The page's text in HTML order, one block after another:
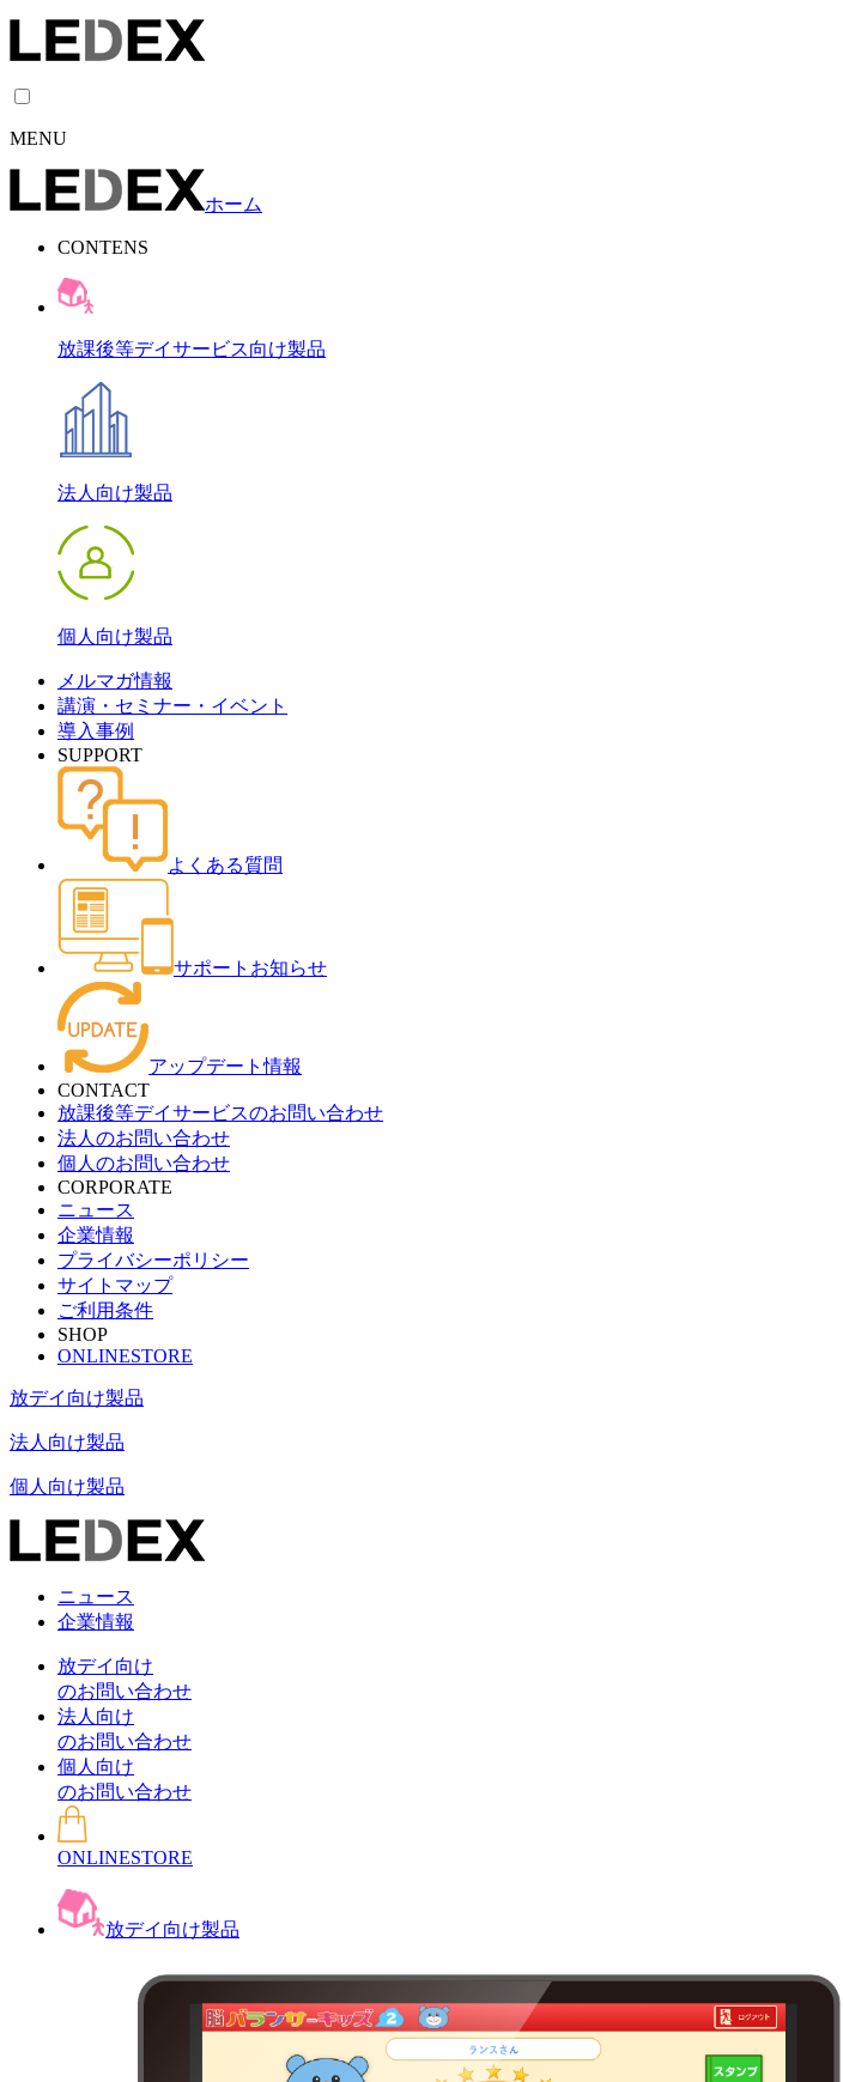
MENU
ホーム
CONTENS
放課後等デイサービス向け製品
法人向け製品
個人向け製品
メルマガ情報
講演・セミナー・イベント
導入事例
SUPPORT
よくある質問
サポートお知らせ
アップデート情報
CONTACT
放課後等デイサービスのお問い合わせ
法人のお問い合わせ
個人のお問い合わせ
CORPORATE
ニュース
企業情報
プライバシーポリシー
サイトマップ
ご利用条件
SHOP
ONLINESTORE
放デイ向け製品
法人向け製品
個人向け製品
ニュース
企業情報
放デイ向け
のお問い合わせ
法人向け
のお問い合わせ
個人向け
のお問い合わせ
ONLINESTORE
放デイ向け製品